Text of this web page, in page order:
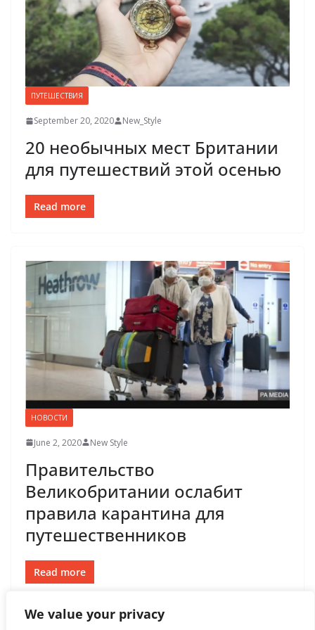
We value your privacy
ПУТЕШЕСТВИЯ
September 20, 2020 New_Style
20 необычных мест Британии
для путешествий этой осенью
Read more
НОВОСТИ
June 2, 2020 New Style
Правительство
Великобритании ослабит
правила карантина для
путешественников
Read more